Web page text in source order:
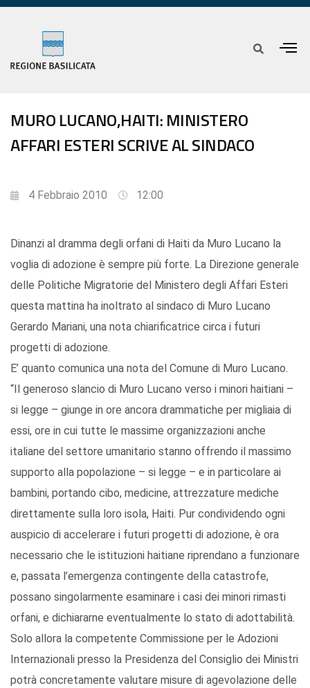
MURO LUCANO,HAITI: MINISTERO
AFFARI ESTERI SCRIVE AL SINDACO
4 Febbraio 2010 12:00
Dinanzi al dramma degli orfani di Haiti da Muro Lucano la
voglia di adozione è sempre più forte. La Direzione generale
delle Politiche Migratorie del Ministero degli Affari Esteri
questa mattina ha inoltrato al sindaco di Muro Lucano
Gerardo Mariani, una nota chiarificatrice circa i futuri
progetti di adozione.
E’ quanto comunica una nota del Comune di Muro Lucano.
“Il generoso slancio di Muro Lucano verso i minori haitiani –
si legge – giunge in ore ancora drammatiche per migliaia di
essi, ore in cui tutte le massime organizzazioni anche
italiane del settore umanitario stanno offrendo il massimo
supporto alla popolazione – si legge – e in particolare ai
bambini, portando cibo, medicine, attrezzature mediche
direttamente sulla loro isola, Haiti. Pur condividendo ogni
auspicio di accelerare i futuri progetti di adozione, è ora
necessario che le istituzioni haitiane riprendano a funzionare
e, passata l’emergenza contingente della catastrofe,
possano singolarmente esaminare i casi dei minori rimasti
orfani, e dichiararne eventualmente lo stato di adottabilità.
Solo allora la competente Commissione per le Adozioni
Internazionali presso la Presidenza del Consiglio dei Ministri
potrà concretamente valutare misure di agevolazione delle